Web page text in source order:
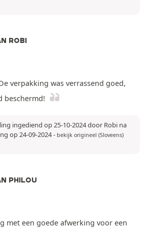
ROBI
verpakking was verrassend goed,
beschermd!
ingediend op 25-10-2024 door Robi na
op 24-09-2024- bekijk origineel (Sloveens)
PHILOU
met een goede afwerking voor een